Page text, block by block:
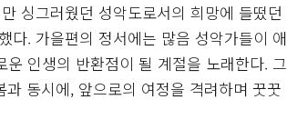
싱그러웠던 성악도로서의 희망에 들떴던
다. 가을편의 정서에는 많음 성악가들이 애
인생의 반환점이 될 계절을 노래한다. 그
과 동시에, 앞으로의 여정을 격려하며 꿋꿋